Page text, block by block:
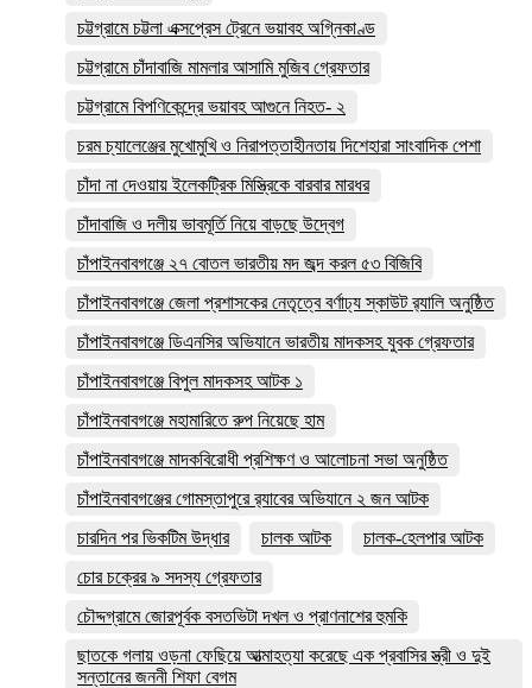
চট্টগ্রামে চট্টলা এক্সপ্রেস ট্রেনে ভয়াবহ অগ্নিকাণ্ড
চট্টগ্রামে চাঁদাবাজি মামলার আসামি মুজিব গ্রেফতার
চট্টগ্রামে বিপণিকেন্দ্রে ভয়াবহ আগুনে নিহত- ২
চরম চ্যালেঞ্জের মুখোমুখি ও নিরাপত্তাহীনতায় দিশেহারা সাংবাদিক পেশা
চাঁদা না দেওয়ায় ইলেকট্রিক মিস্ত্রিকে বারবার মারধর
চাঁদাবাজি ও দলীয় ভাবমূর্তি নিয়ে বাড়ছে উদ্বেগ
চাঁপাইনবাবগঞ্জে ২৭ বোতল ভারতীয় মদ জব্দ করল ৫৩ বিজিবি
চাঁপাইনবাবগঞ্জে জেলা প্রশাসকের নেতৃত্বে বর্ণাঢ্য স্কাউট র‍্যালি অনুষ্ঠিত
চাঁপাইনবাবগঞ্জে ডিএনসির অভিযানে ভারতীয় মাদকসহ যুবক গ্রেফতার
চাঁপাইনবাবগঞ্জে বিপুল মাদকসহ আটক ১
চাঁপাইনবাবগঞ্জে মহামারিতে রুপ নিয়েছে হাম
চাঁপাইনবাবগঞ্জে মাদকবিরোধী প্রশিক্ষণ ও আলোচনা সভা অনুষ্ঠিত
চাঁপাইনবাবগঞ্জের গোমস্তাপুরে র‍্যাবের অভিযানে ২ জন আটক
চারদিন পর ভিকটিম উদ্ধার
চালক আটক
চালক-হেলপার আটক
চোর চক্রের ৯ সদস্য গ্রেফতার
চৌদ্দগ্রামে জোরপূর্বক বসতভিটা দখল ও প্রাণনাশের হুমকি
ছাতকে গলায় ওড়না ফেছিয়ে আত্মাহত্যা করেছে এক প্রবাসির স্ত্রী ও দুই
সন্তানের জননী শিফা বেগম